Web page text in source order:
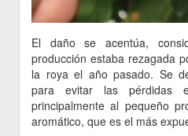
El daño se acentúa,
producción estaba rezagada
la roya el año pasado. Se
para evitar las pérdidas
principalmente al pequeño
aromático, que es el más